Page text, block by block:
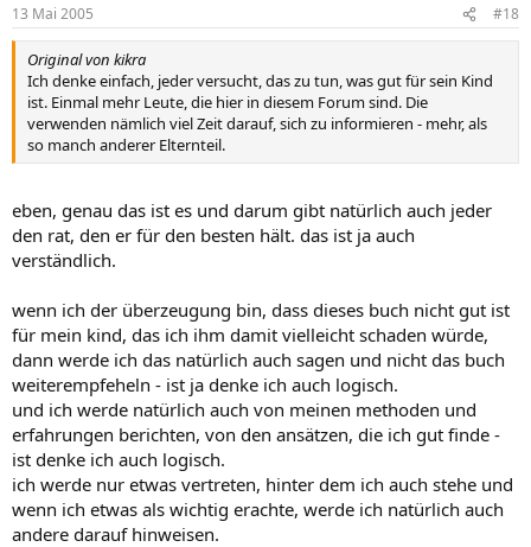
13 Mai 2005 #18
Original von kikra
Ich denke einfach, jeder versucht, das zu tun, was gut für sein Kind
ist. Einmal mehr Leute, die hier in diesem Forum sind. Die
verwenden nämlich viel Zeit darauf, sich zu informieren - mehr, als
so manch anderer Elternteil.
eben, genau das ist es und darum gibt natürlich auch jeder
den rat, den er für den besten hält. das ist ja auch
verständlich.
wenn ich der überzeugung bin, dass dieses buch nicht gut ist
für mein kind, das ich ihm damit vielleicht schaden würde,
dann werde ich das natürlich auch sagen und nicht das buch
weiterempfeheln - ist ja denke ich auch logisch.
und ich werde natürlich auch von meinen methoden und
erfahrungen berichten, von den ansätzen, die ich gut finde -
ist denke ich auch logisch.
ich werde nur etwas vertreten, hinter dem ich auch stehe und
wenn ich etwas als wichtig erachte, werde ich natürlich auch
andere darauf hinweisen.